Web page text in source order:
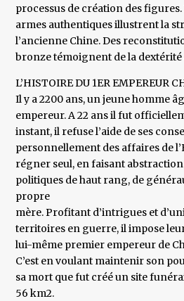
processus de création des
armes authentiques illustrent la
l’ancienne Chine. Des
bronze témoignent de la dextérité
L’HISTOIRE DU 1ER EMPEREUR
Il y a 2200 ans, un jeune homme
empereur. A 22 ans il fut
instant, il refuse l’aide de ses
personnellement des affaires de
régner seul, en faisant abstraction
politiques de haut rang, de
propre
mère. Profitant d’intrigues et
territoires en guerre, il impose
lui-même premier empereur de
C’est en voulant maintenir son
sa mort que fut créé un site
56 km2.